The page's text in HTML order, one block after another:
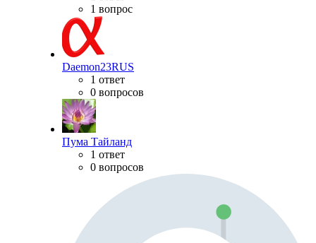
1 вопрос
Daemon23RUS
1 ответ
0 вопросов
Пума Тайланд
1 ответ
0 вопросов